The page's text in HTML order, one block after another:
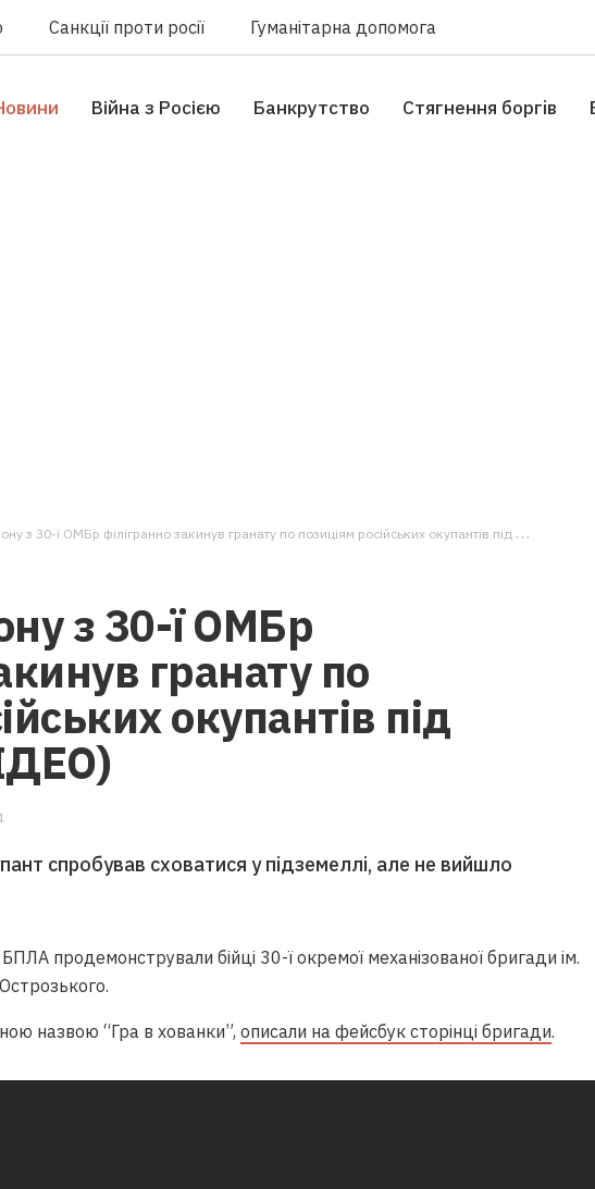
Санкції проти росії Гуманітарна допомога
Війна з Росією Банкрутство Стягнення боргiв
з 30-ї ОМБр філігранно закинув гранату по позиціям російських окупантів під Бахмутом (ВІДЕО)
з 30-ї ОМБр
гранату по
окупантів під
спробував сховатися у підземеллі, але не вийшло
продемонстрували бійці 30-ї окремої механізованої бригади ім.
назвою “Гра в хованки”, описали на фейсбук сторінці бригади.